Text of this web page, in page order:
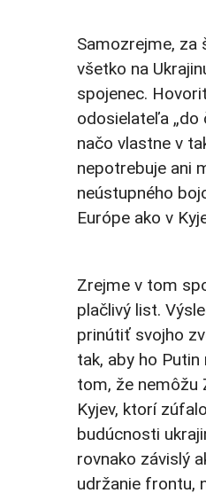
Samozrejme, za
všetko na
spojenec.
odosielateľa „do
načo vlastne v
nepotrebuje ani
neústupného
Európe ako v
Zrejme v tom
plačlivý list.
prinútiť svojho
tak, aby ho
tom, že nemôžu
Kyjev, ktorí
budúcnosti
rovnako závislý
udržanie frontu,